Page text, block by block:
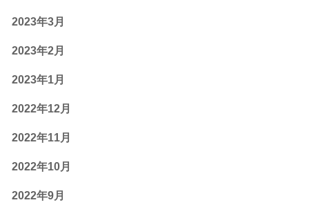
2023年3月
2023年2月
2023年1月
2022年12月
2022年11月
2022年10月
2022年9月